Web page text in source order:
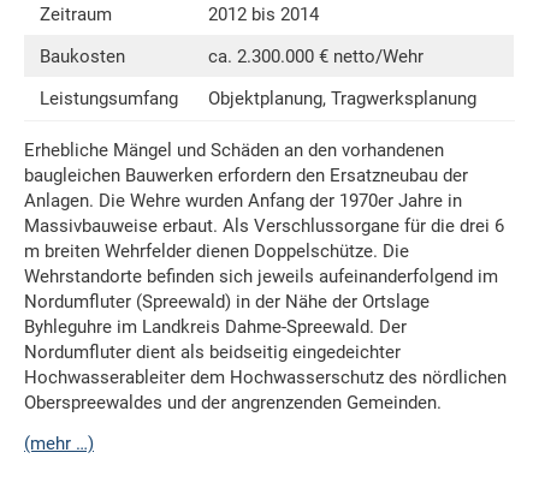
Zeitraum
2012 bis 2014
Baukosten
ca. 2.300.000 € netto/Wehr
Leistungsumfang
Objektplanung, Tragwerksplanung
Erhebliche Mängel und Schäden an den vorhandenen
baugleichen Bauwerken erfordern den Ersatzneubau der
Anlagen. Die Wehre wurden Anfang der 1970er Jahre in
Massivbauweise erbaut. Als Verschlussorgane für die drei 6
m breiten Wehrfelder dienen Doppelschütze. Die
Wehrstandorte befinden sich jeweils aufeinanderfolgend im
Nordumfluter (Spreewald) in der Nähe der Ortslage
Byhleguhre im Landkreis Dahme-Spreewald. Der
Nordumfluter dient als beidseitig eingedeichter
Hochwasserableiter dem Hochwasserschutz des nördlichen
Oberspreewaldes und der angrenzenden Gemeinden.
(mehr …)